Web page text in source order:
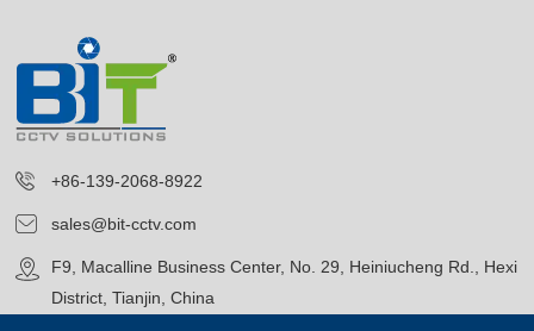
+86-139-2068-8922
sales@bit-cctv.com
F9, Macalline Business Center, No. 29, Heiniucheng Rd., Hexi
District, Tianjin, China